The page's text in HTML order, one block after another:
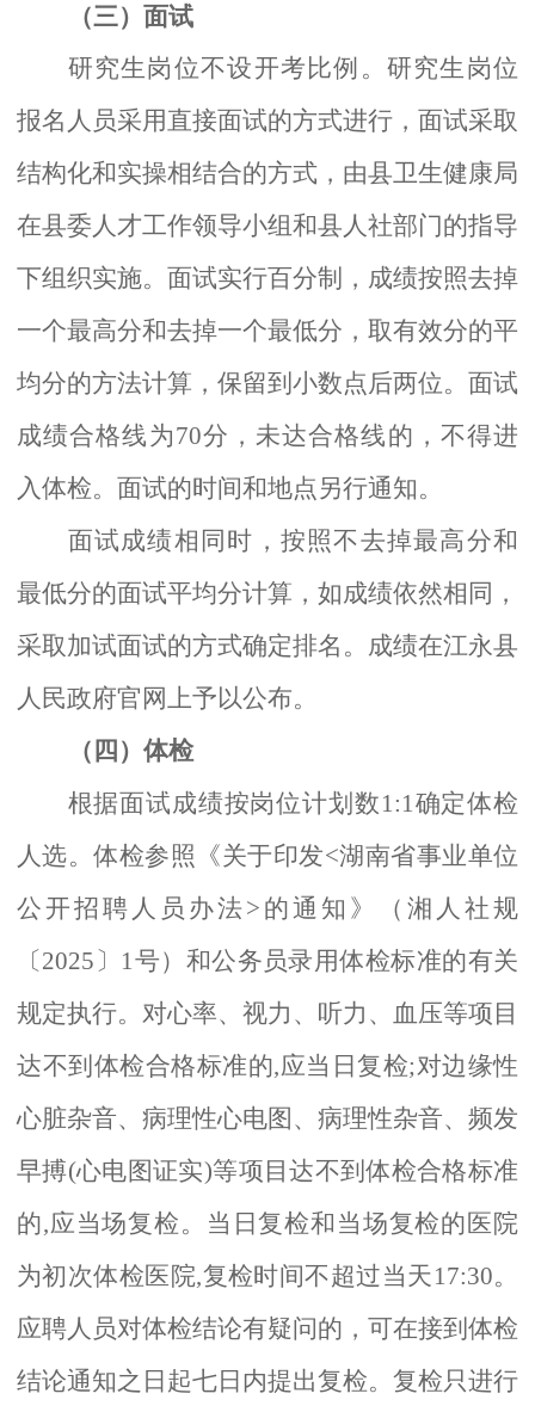
（三） 面试
研究生岗位不设开考比例。研究生岗位
报名人员采用直接面试的方式进行，面试采取
结构化和实操相结合的方式，由县卫生健康局
在县委人才工作领导小组和县人社部门的指导
下组织实施。面试实行百分制，成绩按照去掉
一个最高分和去掉一个最低分，取有效分的平
均分的方法计算，保留到小数点后两位。面试
成绩合格线为70分，未达合格线的，不得进
入体检。面试的时间和地点另行通知。
面试成绩相同时，按照不去掉最高分和
最低分的面试平均分计算，如成绩依然相同，
采取加试面试的方式确定排名。成绩在江永县
人民政府官网上予以公布。
（四）体检
根据面试成绩按岗位计划数1:1确定体检
人选。体检参照《关于印发<湖南省事业单位
公开招聘人员办法>的通知》（湘人社规
〔2025〕1号）和公务员录用体检标准的有关
规定执行。对心率、视力、听力、血压等项目
达不到体检合格标准的,应当日复检;对边缘性
心脏杂音、病理性心电图、病理性杂音、频发
早搏(心电图证实)等项目达不到体检合格标准
的,应当场复检。当日复检和当场复检的医院
为初次体检医院,复检时间不超过当天17:30。
应聘人员对体检结论有疑问的，可在接到体检
结论通知之日起七日内提出复检。复检只进行